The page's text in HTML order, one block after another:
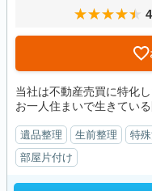
当社は不動産売買に特化
お一人住まいで生きている
遺品整理 生前整理 特
部屋片付け